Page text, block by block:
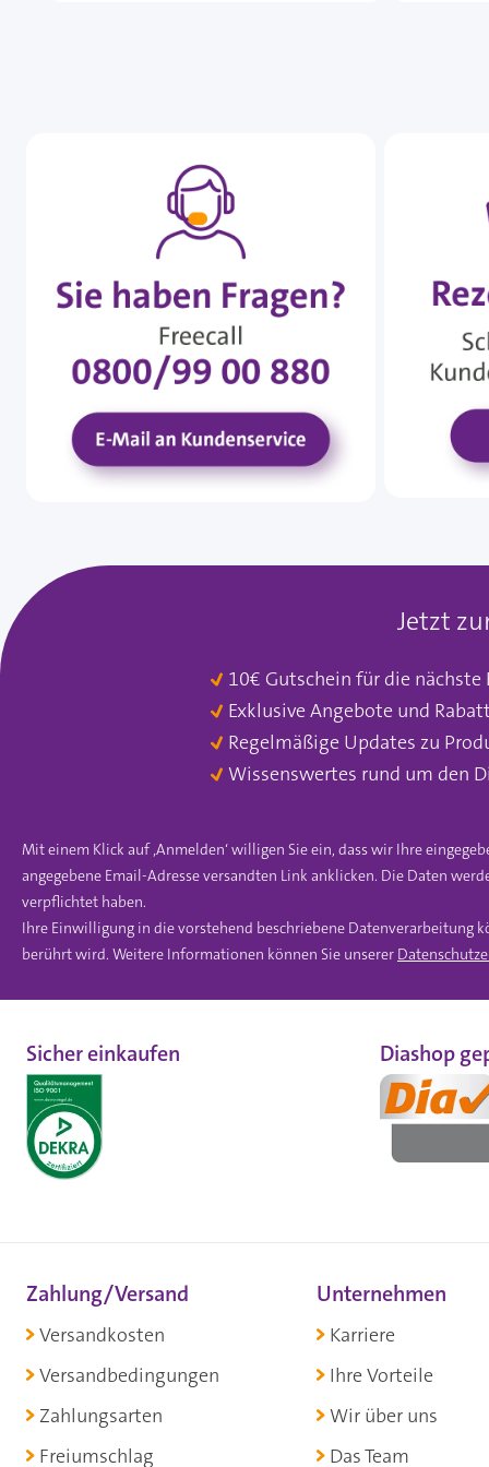
Jetzt
10€ Gutschein für die
Exklusive Angebote und
Regelmäßige Updates zu
Wissenswertes rund um den
Mit einem Klick auf ‚Anmelden‘ willigen Sie ein, dass wir Ihre
angegebene Email-Adresse versandten Link anklicken. Die Daten
verpflichtet haben.
Ihre Einwilligung in die vorstehend beschriebene Datenverarbeitung
berührt wird. Weitere Informationen können Sie unserer
Sicher einkaufen Diashop
Zahlung/Versand
Versandkosten
Versandbedingungen
Zahlungsarten
Freiumschlag
Unternehmen
Karriere
Ihre Vorteile
Wir über uns
Das Team